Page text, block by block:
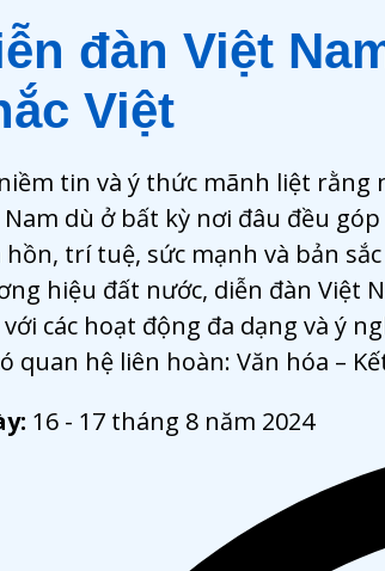
đàn Việt
Việt
tin và ý thức mãnh liệt rằng
Nam dù ở bất kỳ nơi đâu đều
trí tuệ, sức mạnh và bản
hiệu đất nước, diễn đàn Việt
các hoạt động đa dạng và ý
quan hệ liên hoàn: Văn hóa –
16 - 17 tháng 8 năm 2024